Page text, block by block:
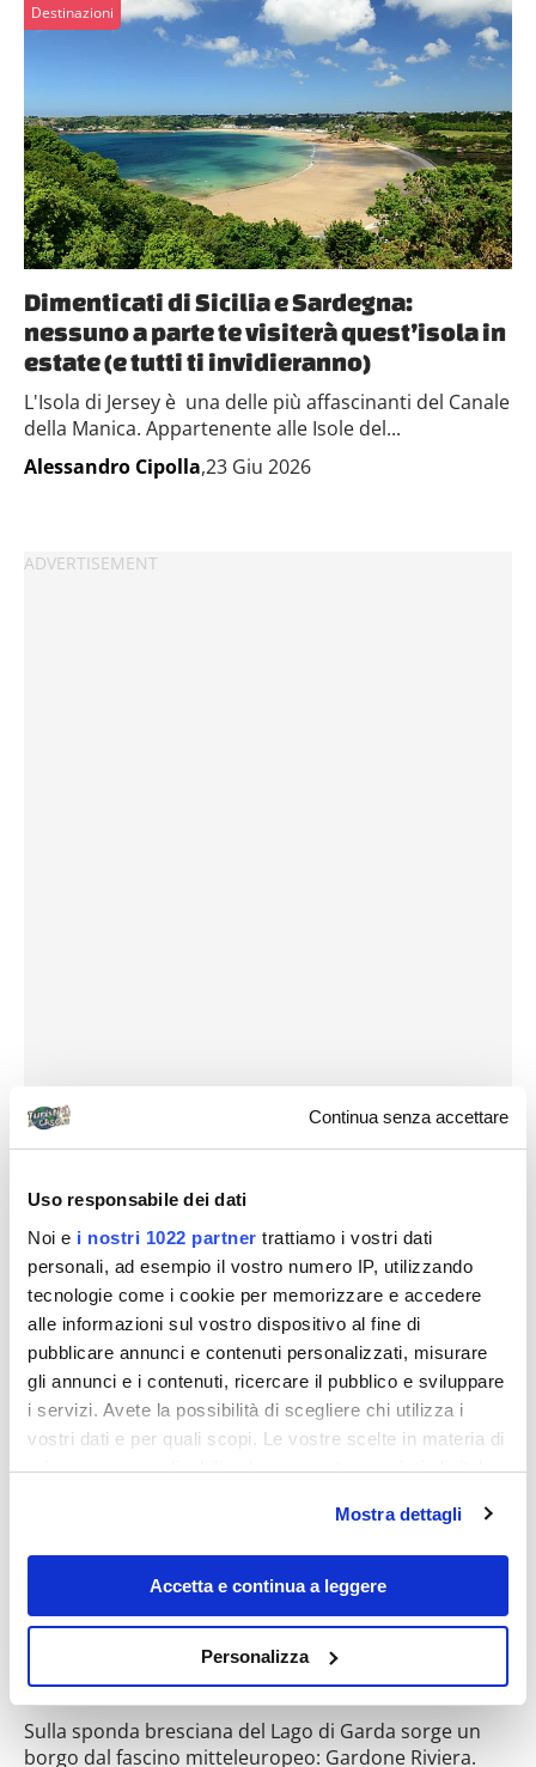
Continua senza accettare
Uso responsabile dei dati
Noi e i nostri 1022 partner trattiamo i vostri dati
personali, ad esempio il vostro numero IP, utilizzando
tecnologie come i cookie per memorizzare e accedere
alle informazioni sul vostro dispositivo al fine di
pubblicare annunci e contenuti personalizzati, misurare
gli annunci e i contenuti, ricercare il pubblico e sviluppare
i servizi. Avete la possibilità di scegliere chi utilizza i
vostri dati e per quali scopi. Le vostre scelte in materia di
privacy sono applicabili solo su questa proprietà digitale
modificare o revocare il proprio consenso in qualsiasi
momento dalla Dichiarazione sui cookie o facendo clic
sull'icona di attivazione della privacy.
raccogliere informazioni sulla tua posizione
geografica, con un'approssimazione di qualche
metro,
Identificare il tuo dispositivo, scansionandolo
Mostra dettagli
Accetta e continua a leggere
Personalizza
Destinazioni
Dimenticati di Sicilia e Sardegna:
nessuno a parte te visiterà quest’isola in
estate (e tutti ti invidieranno)
L'Isola di Jersey è una delle più affascinanti del Canale
della Manica. Appartenente alle Isole del...
Alessandro Cipolla,23 Giu 2026
Gabriele D’Annunzio era nato a Pescara,
ma è sulle sponde di questo lago che ha
trovato il suo luogo preferito
Sulla sponda bresciana del Lago di Garda sorge un
borgo dal fascino mitteleuropeo: Gardone Riviera.